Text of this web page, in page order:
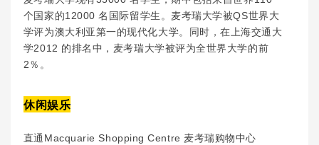
个国家的12000 名国际留学生。麦考瑞大学被QS世界大
学评为澳大利亚第一的现代化大学。同时，在上海交通大
学2012 的排名中，麦考瑞大学被评为全世界大学的前
2％。
休闲娱乐
直通Macquarie Shopping Centre 麦考瑞购物中心